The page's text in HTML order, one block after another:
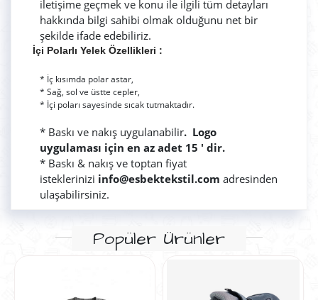
iletişime geçmek ve konu ile ilgili tüm detayları
hakkında bilgi sahibi olmak olduğunu net bir
şekilde ifade edebiliriz.
İçi Polarlı Yelek Özellikleri :
* İç kısımda polar astar,
* Sağ, sol ve üstte cepler,
* İçi poları sayesinde sıcak tutmaktadır.
* Baskı ve nakış uygulanabilir. Logo
uygulaması için en az adet 15 ' dir.
* Baskı & nakış ve toptan fiyat
isteklerinizi info@esbektekstil.com adresinden
ulaşabilirsiniz.
Popüler Ürünler